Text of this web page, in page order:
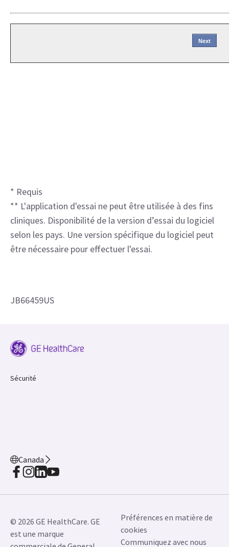
* Requis
** L'application d'essai ne peut être utilisée à des fins
cliniques. Disponibilité de la version d’essai du logiciel
selon les pays. Une version spécifique du logiciel peut
être nécessaire pour effectuer l'essai.
JB66459US
Sécurité
Canada
© 2026 GE HealthCare. GE
est une marque
Préférences en matière de
cookies
Communiquez avec nous